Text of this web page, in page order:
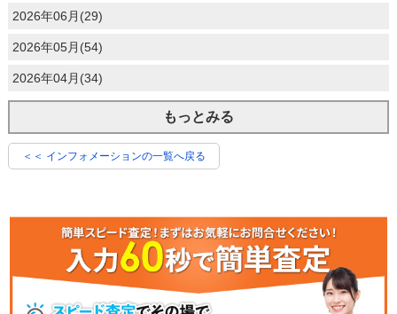
2026年06月(29)
2026年05月(54)
2026年04月(34)
もっとみる
＜＜ インフォメーションの一覧へ戻る